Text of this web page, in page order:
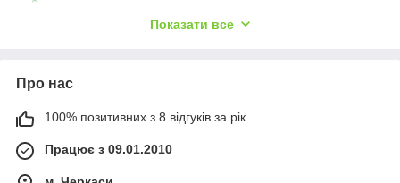
― відмінне якість товарів за прийнятною ціною;
замовлення;
― надежность и удобство оплаты заказов
фактически на перевозчике, предоплата на карту
Приватбанк, или на рассчетный счет с выпиской
Показати все
Про нас
100% позитивних з 8 відгуків за рік
Працює з 09.01.2010